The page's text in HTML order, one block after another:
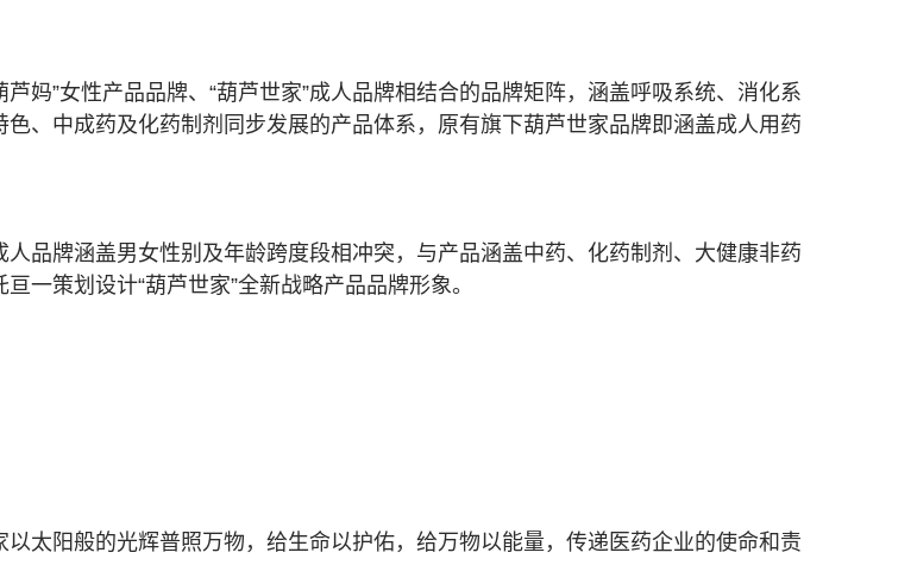
妈”女性产品品牌、“葫芦世家”成人品牌相结合的品牌矩阵， 涵盖呼吸系统、消化系
色、中成药及化药制剂同步发展的产品体系，原有旗下葫芦世家品牌即涵盖成人用药
品牌涵盖男女性别及年龄跨度段相冲突，与产品涵盖中药、化药制剂、大健康非药
一策划设计“葫芦世家”全新战略产品品牌形象。
太阳般的光辉普照万物，给生命以护佑，给万物以能量，传递医药企业的使命和责